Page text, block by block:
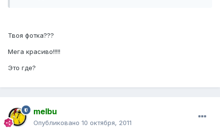
Твоя фотка???
Мега красиво!!!!!
Это где?
melbu
Опубликовано 10 октября, 2011